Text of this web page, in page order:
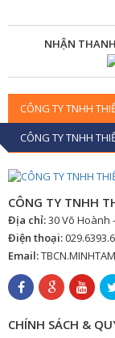
NHẬN
CÔNG TY TNHH
CÔNG TY TNHH
CÔNG TY TNHH
Địa chỉ:30 Võ Hoành
Điện thoại:
Email:
CHÍNH SÁCH &